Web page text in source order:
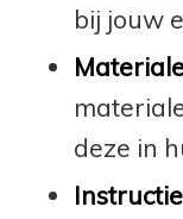
bij jouw
deze in